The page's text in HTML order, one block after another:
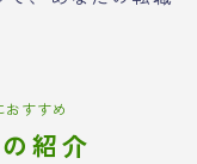
すすめ
紹介